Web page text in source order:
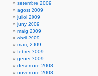
setembre 2009
agost 2009
juliol 2009
juny 2009
maig 2009
abril 2009
març 2009
febrer 2009
gener 2009
desembre 2008
novembre 2008